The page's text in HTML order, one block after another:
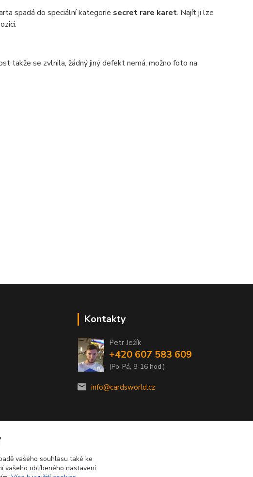
spadá do speciální kategorie secret rare karet. Najít ji lze
takže se zvlnila, žádný jiný defekt nemá, možno foto na
Kontakty
Petr Ježík
+420 607 583 609
(Po-Pá, 8-16 hod.)
info@cardsworld.cz
vašeho souhlasu také ke
vašeho oblíbeného nastavení